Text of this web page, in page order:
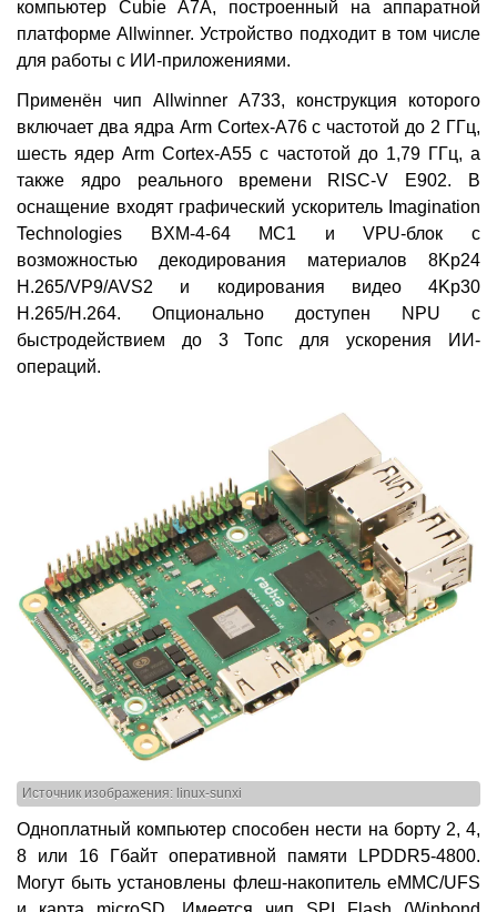
компьютер Cubie A7A, построенный на аппаратной
платформе Allwinner. Устройство подходит в том числе
для работы с ИИ-приложениями.
Применён чип Allwinner A733, конструкция которого
включает два ядра Arm Cortex-A76 с частотой до 2 ГГц,
шесть ядер Arm Cortex-A55 с частотой до 1,79 ГГц, а
также ядро реального времени RISC-V E902. В
оснащение входят графический ускоритель Imagination
Technologies BXM-4-64 MC1 и VPU-блок с
возможностью декодирования материалов 8Kp24
H.265/VP9/AVS2 и кодирования видео 4Kp30
H.265/H.264. Опционально доступен NPU с
быстродействием до 3 Топс для ускорения ИИ-
операций.
Источник изображения: linux-sunxi
Одноплатный компьютер способен нести на борту 2, 4,
8 или 16 Гбайт оперативной памяти LPDDR5-4800.
Могут быть установлены флеш-накопитель eMMC/UFS